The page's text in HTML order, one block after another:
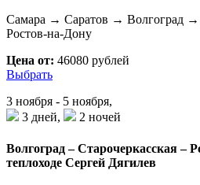
Самара → Саратов → Волгоград →
Ростов-на-Дону
Цена от: 46080 рублей
Выбрать
3 ноября - 5 ноября,
3 дней,
2 ночей
Волгоград – Старочеркасская –
теплоходе Сергей Дягилев